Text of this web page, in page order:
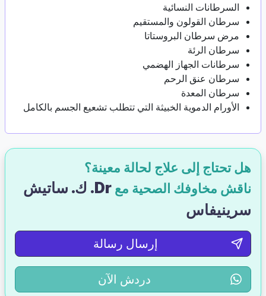
السرطانات النسائية
سرطان القولون والمستقيم
مرض سرطان البروستاتا
سرطان الرئة
سرطانات الجهاز الهضمي
سرطان عنق الرحم
سرطان المعدة
الأورام الدموية الخبيثة التي تتطلب تشعيع الجسم بالكامل
هل تحتاج إلى علاج لحالة معينة؟
ناقش مخاوفك الصحية مع
Dr. ك. ساتيش
سرينيفاس
إرسال رسالة
دردش الآن